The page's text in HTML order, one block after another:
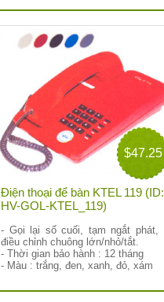
$47.25
Điện thoại để bàn KTEL 119 (ID:
HV-GOL-KTEL_119)
- Gọi lại số cuối, tạm ngắt phát,
điều chỉnh chuông lớn/nhỏ/tắt.
- Thời gian bảo hành : 12 tháng
- Màu : trắng, đen, xanh, đỏ, xám